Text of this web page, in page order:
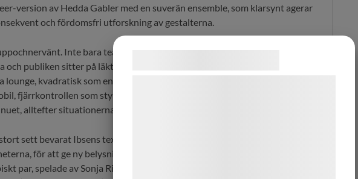
version av Hedda Gabler med en suverän ensemble, som klarsynt agerar
och fördomsfri utforskning av gestalterna.
Inte bara teaterrummet, där scenen byggts upp ovanpå
och publiken sitter på läktare runt det nygifta paret Tesmans modernt
lounge, kvadratisk som en brottararena. Här är allt trådlöst och flexibelt:
fjärrkontrollen som styr ljus, musik och takfläkt – och relationerna, som
alltefter situationerna och personernas begär.
sett bevarat Ibsens text intakt, men han har rört om i
för att ge ny belysning åt gestalterna. Sålunda är Hedda och Tesman
par, spelade av Sonja Richter och Paprika Steen. Heddas skolkamrat